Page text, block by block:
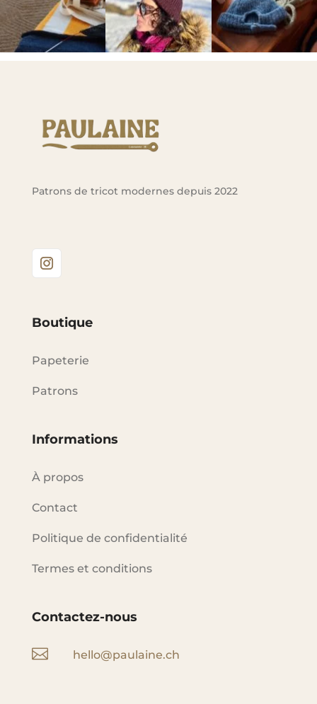
Patrons de tricot modernes depuis 2022
Boutique
Papeterie
Patrons
Informations
À propos
Contact
Politique de confidentialité
Termes et conditions
Contactez-nous
 hello@paulaine.ch